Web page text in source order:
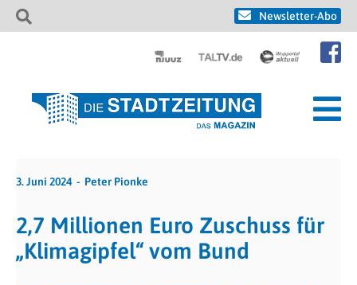
Newsletter-Abo
3. Juni 2024 Peter Pionke
2,7 Millionen Euro Zuschuss für
„Klimagipfel“ vom Bund